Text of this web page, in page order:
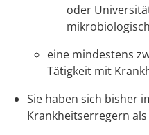
oder
eine mindestens
Tätigkeit mit
Sie haben sich bisher
Krankheitserregern